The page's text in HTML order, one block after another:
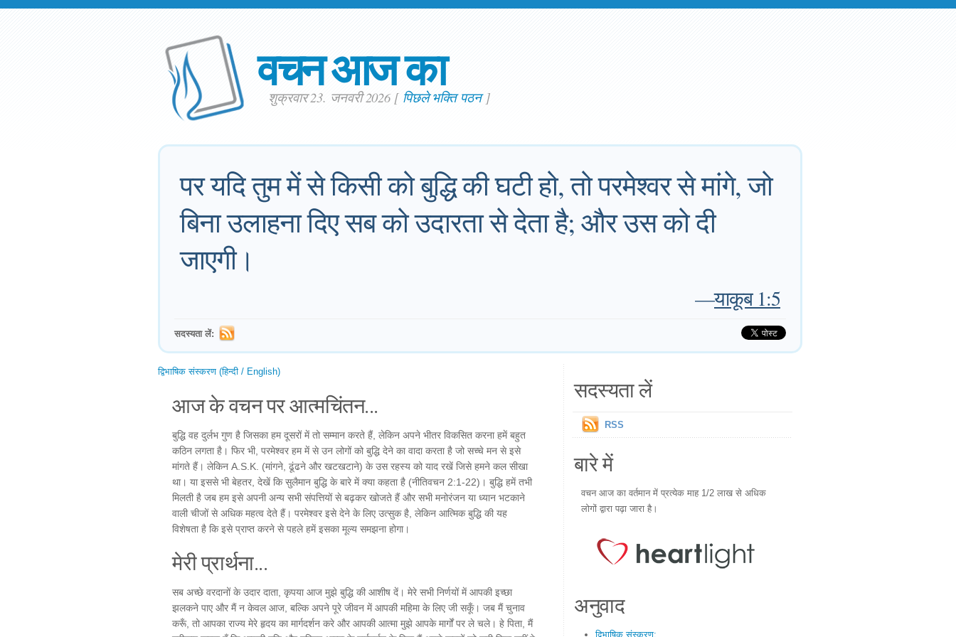
वचन आज का
शुक्रवार 23. जनवरी 2026 [ पिछले भक्ति पठन]
पर यदि तुम में से किसी को बुद्धि की घटी हो, तो परमेश्वर से मांगे, जो
बिना उलाहना दिए सब को उदारता से देता है; और उस को दी
जाएगी।
—याकूब 1:5
सदस्यता लें:
द्विभाषिक संस्करण (हिन्दी / English)
आज के वचन पर आत्मचिंतन...
बुद्धि वह दुर्लभ गुण है जिसका हम दूसरों में तो सम्मान करते हैं, लेकिन अपने भीतर विकसित करना हमें बहुत
कठिन लगता है। फिर भी, परमेश्वर हम में से उन लोगों को बुद्धि देने का वादा करता है जो सच्चे मन से इसे
मांगते हैं। लेकिन A.S.K. (मांगने, ढूंढने और खटखटाने) के उस रहस्य को याद रखें जिसे हमने कल सीखा
था। या इससे भी बेहतर, देखें कि सुलैमान बुद्धि के बारे में क्या कहता है (नीतिवचन 2:1-22)। बुद्धि हमें तभी
मिलती है जब हम इसे अपनी अन्य सभी संपत्तियों से बढ़कर खोजते हैं और सभी मनोरंजन या ध्यान भटकाने
वाली चीजों से अधिक महत्व देते हैं। परमेश्वर इसे देने के लिए उत्सुक है, लेकिन आत्मिक बुद्धि की यह
विशेषता है कि इसे प्राप्त करने से पहले हमें इसका मूल्य समझना होगा।
मेरी प्रार्थना...
सब अच्छे वरदानों के उदार दाता, कृपया आज मुझे बुद्धि की आशीष दें। मेरे सभी निर्णयों में आपकी इच्छा
झलकने पाए और मैं न केवल आज, बल्कि अपने पूरे जीवन में आपकी महिमा के लिए जी सकूँ। जब मैं चुनाव
करूँ, तो आपका राज्य मेरे हृदय का मार्गदर्शन करे और आपकी आत्मा मुझे आपके मार्गों पर ले चले। हे पिता, मैं
सदस्यता लें
RSS
बारे में
वचन आज का वर्तमान में प्रत्येक माह 1/2 लाख से अधिक
लोगों द्वारा पढ़ा जारा है।
अनुवाद
द्विभाषिक संस्करण: